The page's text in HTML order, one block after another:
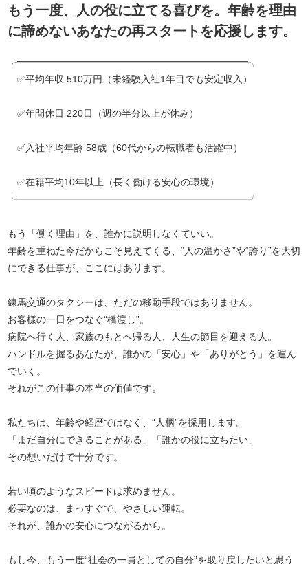
もう一度、人の役に立てる喜びを。年齢を理由
に諦めないあなたの再スタートを応援します。
╭━━━━━━━━━━━━━━━━━━━━━━━━╮
✅平均年収 510万円（未経験入社1年目でも安定収入）
✅年間休日 220日（週の半分以上が休み）
✅入社平均年齢 58歳（60代からの転職者も活躍中）
✅在籍平均10年以上（長く働ける安心の環境）
╰━━━━━━━━━━━━━━━━━━━━━━━━╯
もう「働く理由」を、誰かに説明しなくていい。
年齢を重ねた今だからこそ見えてくる、“人の温かさ”や“誇り”を大切
にできる仕事が、ここにはあります。
練馬交通のタクシーは、ただの移動手段ではありません。
お客様の一日をつなぐ“橋渡し”。
病院へ行く人、家族のもとへ帰る人、人生の節目を迎える人。
ハンドルを握るあなたが、誰かの「安心」や「ありがとう」を運ん
でいく。
それがこの仕事の本当の価値です。
私たちは、年齢や経歴ではなく、“人柄”を採用します。
「まだ自分にできることがある」「誰かの役に立ちたい」
その想いだけで十分です。
若い頃のようなスピードは求めません。
必要なのは、まっすぐで、やさしい運転。
それが、誰かの安心につながるから。
もし今、もう一度“社会の一員としての自分”を取り戻したいと思う